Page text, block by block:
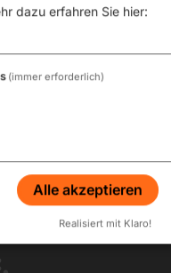
dazu erfahren Sie hier:
(immer erforderlich)
Alle akzeptieren
Realisiert mit Klaro!